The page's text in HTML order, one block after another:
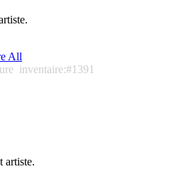
All
inventaire:#1391
artiste.